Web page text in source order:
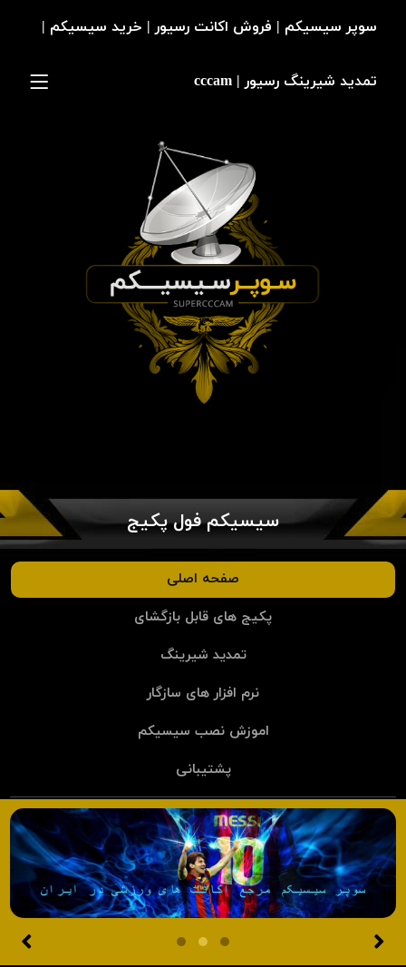
سیسیکم فول پکیج
صفحه اصلی
پکیج های قابل بازگشای
تمدید شیرینگ
نرم افزار های سازگار
اموزش نصب سیسیکم
پشتیبانی
سوپر سیسیکم | فروش اکانت رسیور | خرید سیسیکم |
تمدید شیرینگ رسیور | cccam